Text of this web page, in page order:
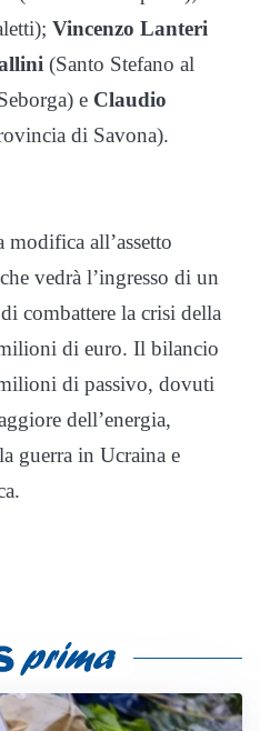
Vincenzo Lanteri
(Santo Stefano al
e Claudio
di Savona).
all’assetto
vedrà l’ingresso di un
combattere la crisi della
di euro. Il bilancio
di passivo, dovuti
dell’energia,
guerra in Ucraina e